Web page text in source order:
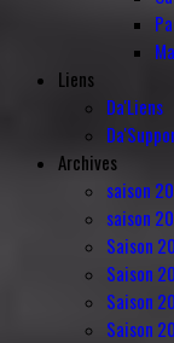
Liens
Da'Liens
Archives
saison
saison
Saison
Saison
Saison
Saison